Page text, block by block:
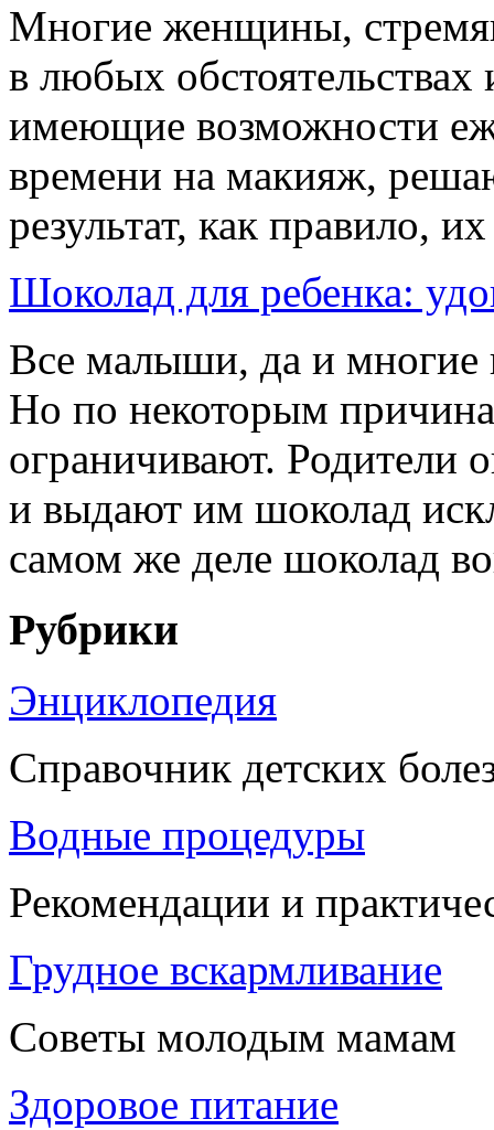
Многие женщины,
в любых
имеющие возможности
времени на макияж,
результат, как правило,
Шоколад для ребенка:
Все малыши, да и многие
Но по некоторым
ограничивают. Родители
и выдают им шоколад
самом же деле шоколад
Рубрики
Энциклопедия
Справочник детских
Водные процедуры
Рекомендации и
Грудное вскармливание
Советы молодым мамам
Здоровое питание